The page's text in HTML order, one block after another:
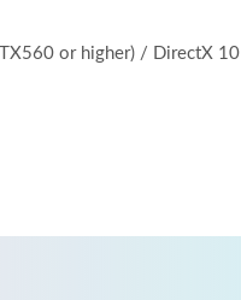
or higher) / DirectX 10